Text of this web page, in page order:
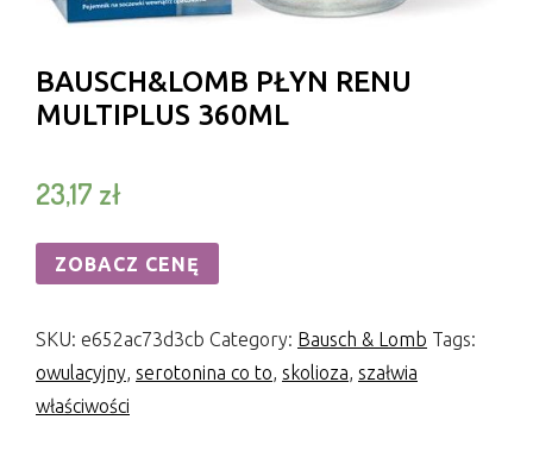
BAUSCH&LOMB PŁYN RENU
MULTIPLUS 360ML
23,17 zł
ZOBACZ CENĘ
SKU: e652ac73d3cb Category: Bausch & Lomb Tags:
owulacyjny, serotonina co to, skolioza, szałwia
właściwości